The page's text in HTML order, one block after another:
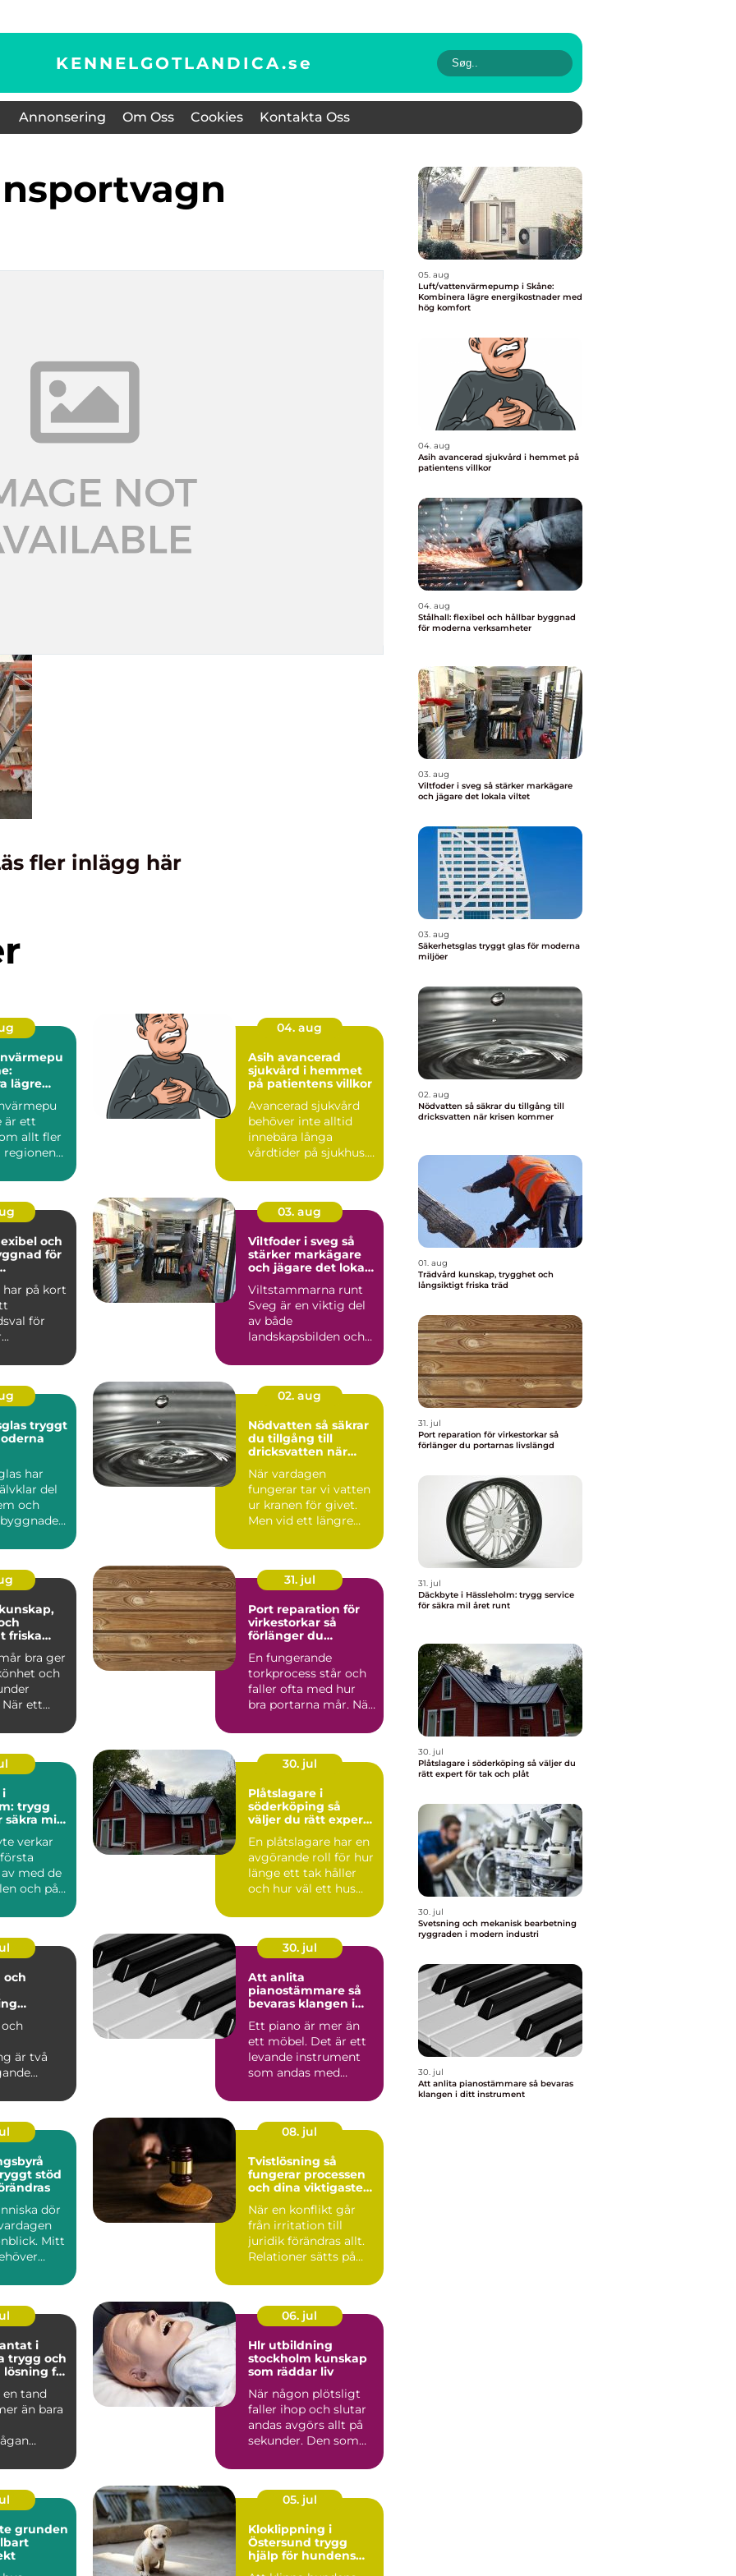
KENNELGOTLANDICA.se
Annonsering Om Oss Cookies Kontakta Oss
fler inlägg här
lägre
är ett
allt fler
regionen
04. aug
Asih avancerad
sjukvård i hemmet
på patientens villkor
Avancerad sjukvård
behöver inte alltid
innebära långa
vårdtider på sjukhus.
sjuka pe...
och
för
har på kort
för
03. aug
Viltfoder i sveg så
stärker markägare
och jägare det lokala
Viltstammarna runt
Sveg är en viktig del
av både
landskapsbilden och
och annat...
tryggt
har
del
och
02. aug
Nödvatten så säkrar
du tillgång till
dricksvatten när
När vardagen
fungerar tar vi vatten
ur kranen för givet.
Men vid ett längre
förorening...
friska
bra ger
och
När ett
31. jul
Port reparation för
virkestorkar så
förlänger du
En fungerande
torkprocess står och
faller ofta med hur
bra portarna mår. När
läcker...
i
trygg
säkra mil
verkar
med de
och på
30. jul
Plåtslagare i
söderköping så
väljer du rätt expert
En plåtslagare har en
avgörande roll för hur
länge ett tak håller
och hur väl ett hus
och
är två
gör d...
30. jul
Att anlita
pianostämmare så
bevaras klangen i
Ett piano är mer än
ett möbel. Det är ett
levande instrument
som andas med
årsti...
dör
Mitt
08. jul
Tvistlösning så
fungerar processen
och dina viktigaste
När en konflikt går
från irritation till
juridik förändras allt.
Relationer sätts på
i
för
tand
än bara
flytta på...
06. jul
Hlr utbildning
stockholm kunskap
som räddar liv
När någon plötsligt
faller ihop och slutar
andas avgörs allt på
sekunder. Den som
05. jul
Kloklippning i
Östersund trygg
hjälp för hundens
05. aug
Luft/vattenvärmepump i Skåne:
Kombinera lägre energikostnader med
hög komfort
04. aug
Asih avancerad sjukvård i hemmet på
patientens villkor
04. aug
Stålhall: flexibel och hållbar byggnad
för moderna verksamheter
03. aug
Viltfoder i sveg så stärker markägare
och jägare det lokala viltet
03. aug
Säkerhetsglas tryggt glas för moderna
miljöer
02. aug
Nödvatten så säkrar du tillgång till
dricksvatten när krisen kommer
01. aug
Trädvård kunskap, trygghet och
långsiktigt friska träd
31. jul
Port reparation för virkestorkar så
förlänger du portarnas livslängd
31. jul
Däckbyte i Hässleholm: trygg service
för säkra mil året runt
30. jul
Plåtslagare i söderköping så väljer du
rätt expert för tak och plåt
30. jul
Svetsning och mekanisk bearbetning
ryggraden i modern industri
30. jul
Att anlita pianostämmare så bevaras
klangen i ditt instrument